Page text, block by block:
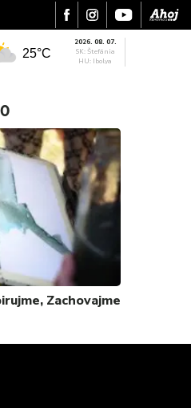
FOTKY
VIDEO
MIX
25°C
2026. 08. 07.
SK: Štefánia
HU: Ibolya
Zachovajme